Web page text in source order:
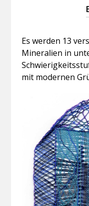
Es werden 13
Mineralien in
mit modernen